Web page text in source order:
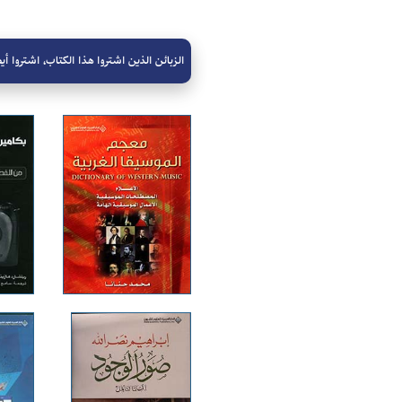
الزبائن الذين اشتروا هذا الكتاب، اشتروا